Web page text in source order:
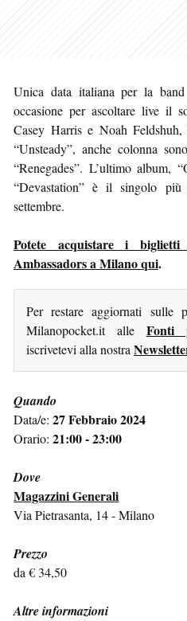
Unica data italiana per la
occasione per ascoltare live il
Casey Harris e Noah
“Unsteady”, anche colonna
“Renegades”. L’ultimo album,
“Devastation” è il singolo più
settembre.
Potete acquistare i
Ambassadors a Milano qui.
Per restare aggiornati sulle
Milanopocket.it alle Fonti
iscrivetevi alla nostra
Quando
Data/e: 27 Febbraio 2024
Orario: 21:00 - 23:00
Dove
Magazzini Generali
Via Pietrasanta, 14 - Milano
Prezzo
da € 34,50
Altre informazioni